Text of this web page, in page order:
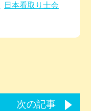
日本看取り士会
次の記事